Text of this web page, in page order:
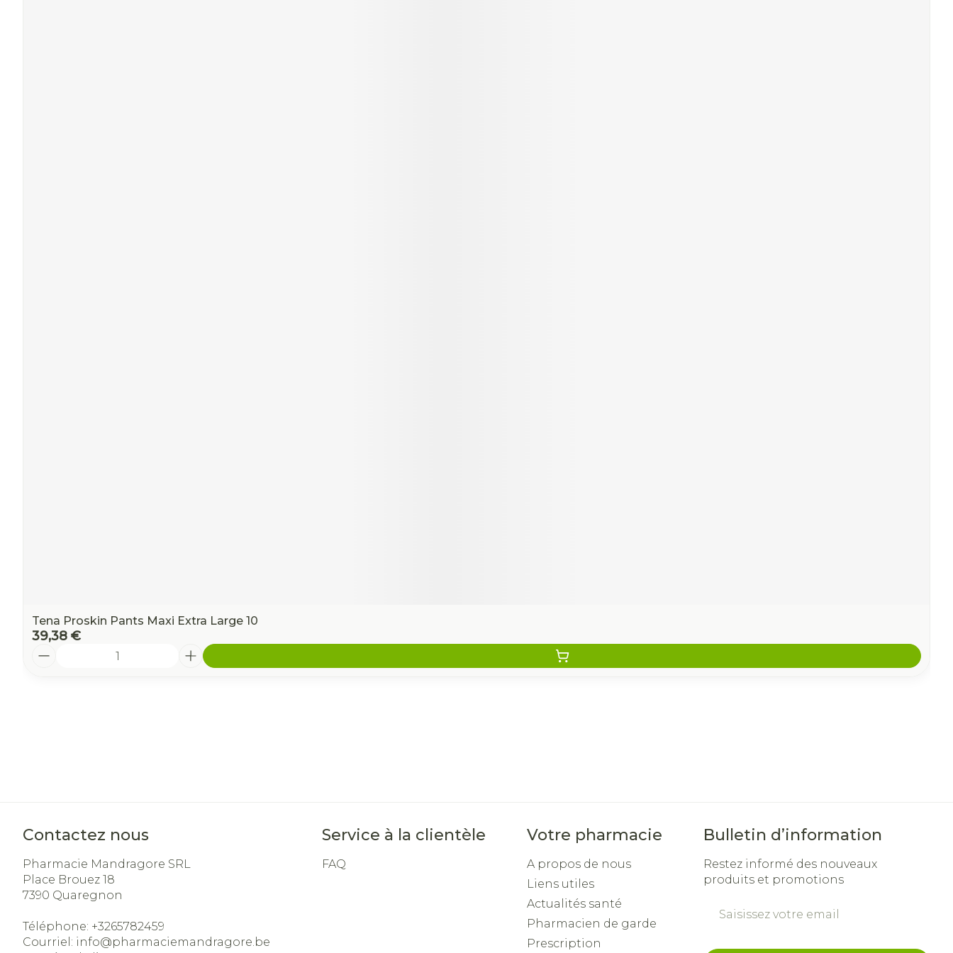
Tena Proskin Pants Maxi Extra Large 10
39,38 €
Contactez nous
Pharmacie Mandragore SRL
Place Brouez 18
7390 Quaregnon
Téléphone: +3265782459
Courriel: info@pharmaciemandragore.be
Service à la clientèle
FAQ
Votre pharmacie
A propos de nous
Liens utiles
Actualités santé
Pharmacien de garde
Prescription
Bulletin d’information
Restez informé des nouveaux
produits et promotions